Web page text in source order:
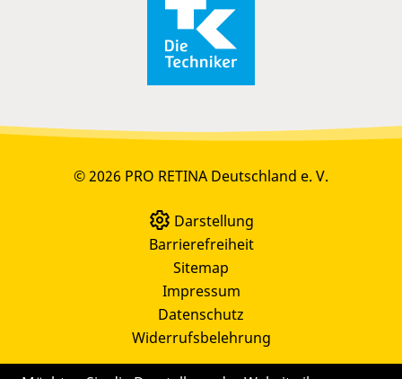
© 2026 PRO RETINA Deutschland e. V.
Darstellung
Barrierefreiheit
Sitemap
Impressum
Datenschutz
Widerrufsbelehrung